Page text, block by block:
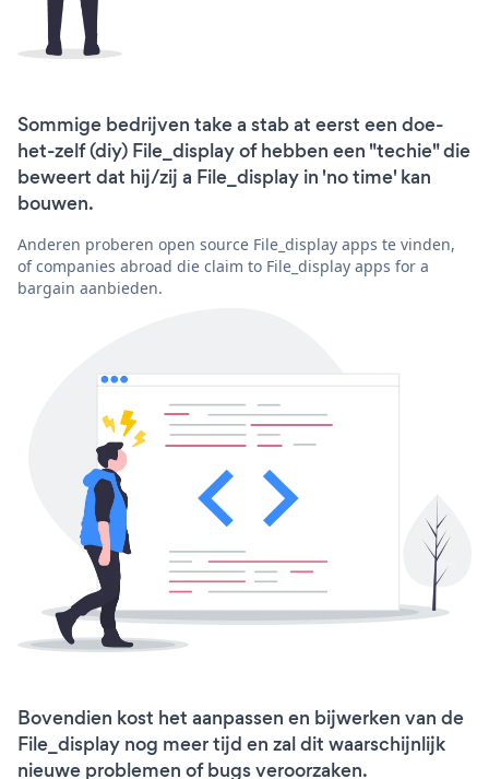
Sommige bedrijven take a stab at eerst een doe-
het-zelf (diy) File_display of hebben een "techie" die
beweert dat hij/zij a File_display in 'no time' kan
bouwen.
Anderen proberen open source File_display apps te vinden,
of companies abroad die claim to File_display apps for a
bargain aanbieden.
Bovendien kost het aanpassen en bijwerken van de
File_display nog meer tijd en zal dit waarschijnlijk
nieuwe problemen of bugs veroorzaken.